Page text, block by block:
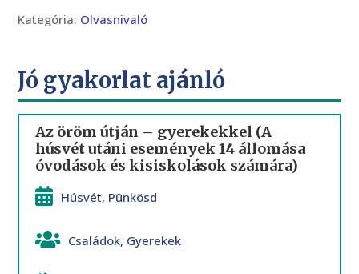
Kategória: Olvasnivaló
Jó gyakorlat ajánló
Az öröm útján – gyerekekkel (A
húsvét utáni események 14 állomása
óvodások és kisiskolások számára)
Húsvét, Pünkösd
Családok, Gyerekek